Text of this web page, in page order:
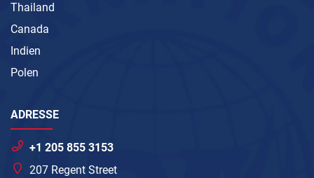
Thailand
Canada
Indien
Polen
ADRESSE
+1 205 855 3153
207 Regent Street